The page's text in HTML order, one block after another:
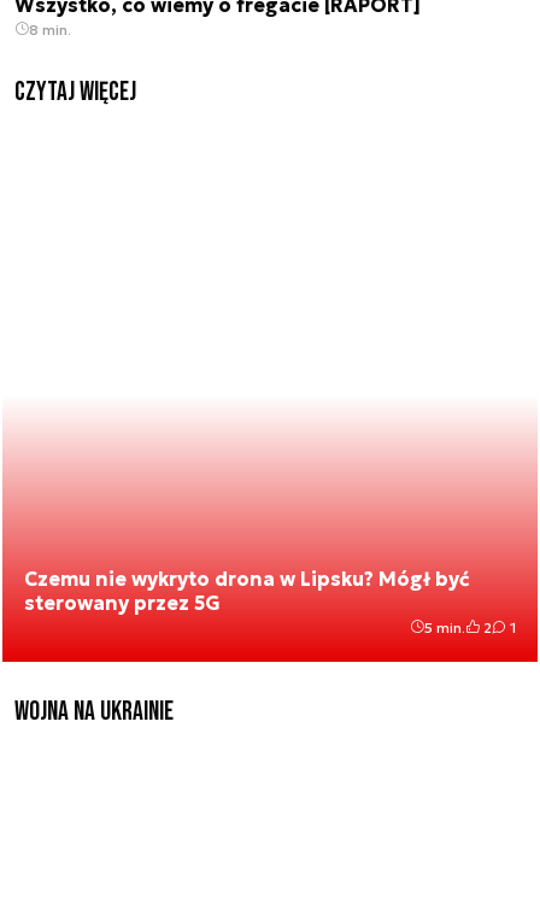
8 min.
czytaj więcej
Czemu nie wykryto drona w Lipsku? Mógł być
sterowany przez 5G
5 min. 2 1
Wojna na Ukrainie